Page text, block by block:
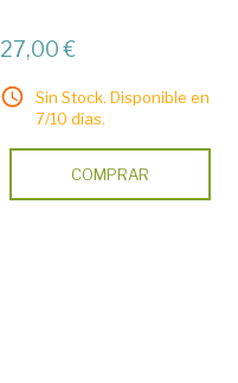
27,00 €
Sin Stock. Disponible en
7/10 días.
COMPRAR